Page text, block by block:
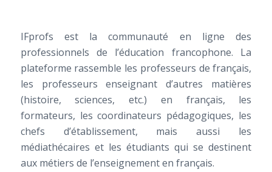
IFprofs est la communauté en ligne des
professionnels de l’éducation francophone. La
plateforme rassemble les professeurs de français,
les professeurs enseignant d’autres matières
(histoire, sciences, etc.) en français, les
formateurs, les coordinateurs pédagogiques, les
chefs d’établissement, mais aussi les
médiathécaires et les étudiants qui se destinent
aux métiers de l’enseignement en français.